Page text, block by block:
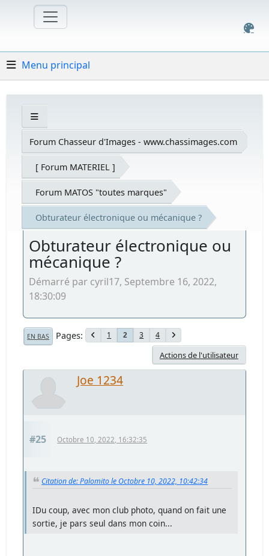
Menu principal
Forum Chasseur d'Images - www.chassimages.com
[ Forum MATERIEL ]
Forum MATOS "toutes marques"
Obturateur électronique ou mécanique ?
Obturateur électronique ou
mécanique ?
Démarré par cyril17, Septembre 16, 2022,
18:30:09
EN BAS Pages 1 2 3 4
Actions de l'utilisateur
Joe 1234
#25 Octobre 10, 2022, 16:32:35
Citation de: Palomito le Octobre 10, 2022, 10:42:34
IDu coup, avec mon club photo, quand on fait une
sortie, je pars seul dans mon coin...